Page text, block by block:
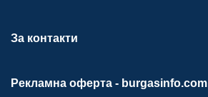
За контакти
Рекламна оферта - burgasinfo.com